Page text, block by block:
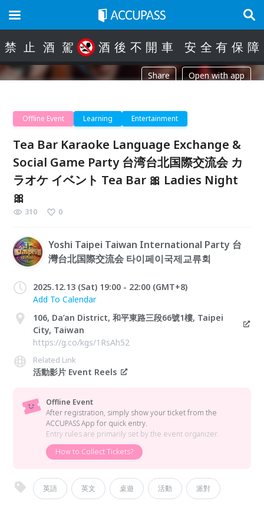
禁 止 酒 駕 酒 後 不 開 車 安 全 有 保 障
Share Open with app
Offline Event Learning Entertainment
Tea Bar Karaoke Language Exchange &
Social Game Party 台湾台北国際交流会 カ
ラオケ イベント Tea Bar 🎀 Ladies Night
🎀
310 0
Yoshi Taipei Taiwan International Party 台
灣台北国際交流会 타이페이국제교류회
2025.12.13 (Sat) 19:00 - 22:00 (GMT+8)
Add To Calendar
106, Da’an District, 和平東路三段66號1樓, Taipei
City, Taiwan
https://g.co/kgs/1RsAh52
Related Link
活動影片 Event Reels
Offline Event
After registration, simply show your ticket from the
ACCUPASS App for quick entry.
Entry rules are primarily set by the event organizer.
How to Collect Tickets?
英語 英文 桌遊 活動 派對